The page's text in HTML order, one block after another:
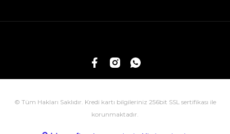
© Tüm Hakları Saklıdır. Kredi kartı bilgileriniz 256bit SSL sertifikası ile
korunmaktadır.